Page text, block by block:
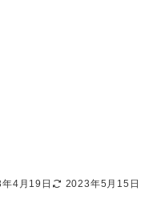
4月19日 2023年5月15日